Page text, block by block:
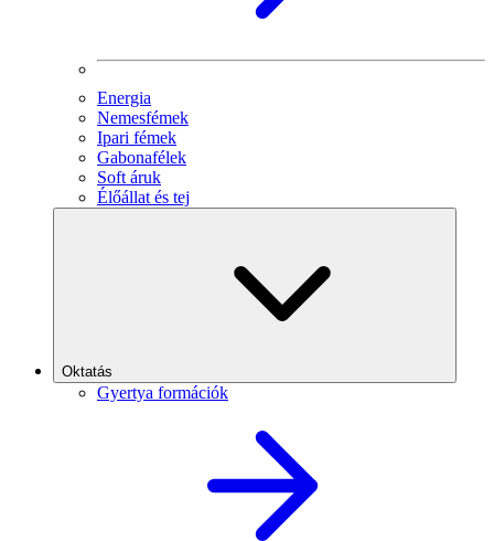
Energia
Nemesfémek
Ipari fémek
Gabonafélek
Soft áruk
Élőállat és tej
Oktatás
Gyertya formációk